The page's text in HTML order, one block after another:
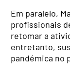
Em paralelo,
profissionais
retomar a
entretanto,
pandémica no